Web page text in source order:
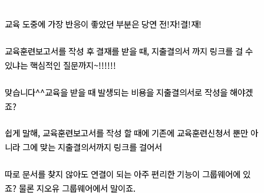
교육 도중에 가장 반응이 좋았던 부분은 당연 전!자!결!재!
교육훈련보고서를 작성 후 결재를 받을 때, 지출결의서 까지 링크를 걸 수
있냐는 핵심적인 질문까지~!!!!!!
맞습니다^^교육을 받을 때 발생되는 비용을 지출결의서로 작성을 해야겠
죠?
쉽게 말해, 교육훈련보고서를 작성 할 때에 기존에 교육훈련신청서 뿐만 아
니라 그에 맞는 지출결의서까지 링크를 걸어서
따로 문서를 찾지 않아도 연결이 되는 아주 편리한 기능이 그룹웨어에 있
죠? 물론 지오유 그룹웨어에서 말이죠.